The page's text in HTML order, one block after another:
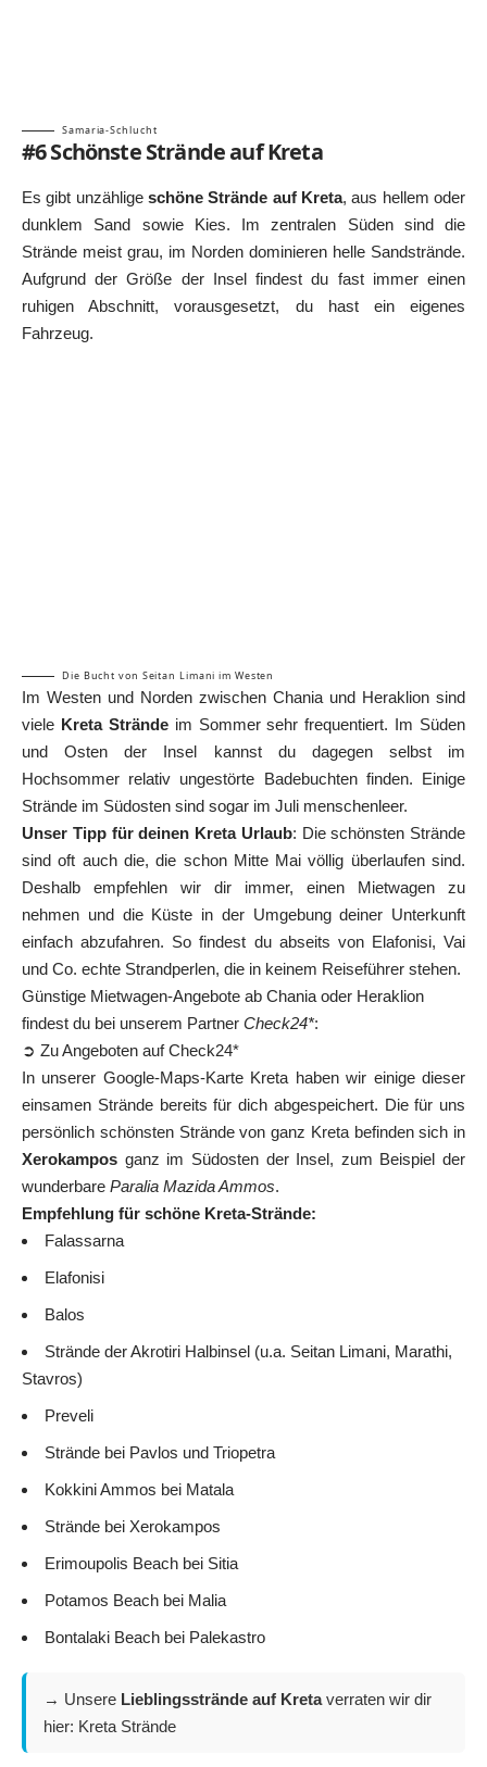
Samaria-Schlucht
#6 Schönste Strände auf Kreta
Es gibt unzählige schöne Strände auf Kreta, aus hellem oder
dunklem Sand sowie Kies. Im zentralen Süden sind die
Strände meist grau, im Norden dominieren helle Sandstrände.
Aufgrund der Größe der Insel findest du fast immer einen
ruhigen Abschnitt, vorausgesetzt, du hast ein eigenes
Fahrzeug.
Die Bucht von Seitan Limani im Westen
Im Westen und Norden zwischen Chania und Heraklion sind
viele Kreta Strändeim Sommer sehr frequentiert. Im Süden
und Osten der Insel kannst du dagegen selbst im
Hochsommer relativ ungestörte Badebuchten finden. Einige
Strände im Südosten sind sogar im Juli menschenleer.
Unser Tipp für deinen Kreta Urlaub: Die schönsten Strände
sind oft auch die, die schon Mitte Mai völlig überlaufen sind.
Deshalb empfehlen wir dir immer, einen Mietwagen zu
nehmen und die Küste in der Umgebung deiner Unterkunft
einfach abzufahren. So findest du abseits von Elafonisi, Vai
und Co. echte Strandperlen, die in keinem Reiseführer stehen.
Günstige Mietwagen-Angebote ab Chania oder Heraklion
findest du bei unserem Partner Check24*:
➲ Zu Angeboten auf Check24*
In unserer Google-Maps-Karte Kreta haben wir einige dieser
einsamen Strände bereits für dich abgespeichert. Die für uns
persönlich schönsten Strände von ganz Kreta befinden sich in
Xerokampos ganz im Südosten der Insel, zum Beispiel der
wunderbare Paralia Mazida Ammos.
Empfehlung für schöne Kreta-Strände:
Falassarna
Elafonisi
Balos
Strände der Akrotiri Halbinsel (u.a. Seitan Limani, Marathi,
Stavros)
Preveli
Strände bei Pavlos und Triopetra
Kokkini Ammos bei Matala
Strände bei Xerokampos
Erimoupolis Beach bei Sitia
Potamos Beach bei Malia
Bontalaki Beach bei Palekastro
→ Unsere Lieblingsstrände auf Kretaverraten wir dir
hier: Kreta Strände